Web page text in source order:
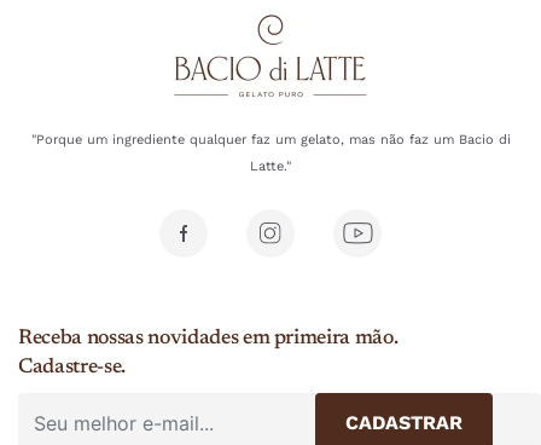
"Porque um ingrediente qualquer faz um gelato, mas não faz um Bacio di
Latte."
Receba nossas novidades em primeira mão.
Cadastre-se.